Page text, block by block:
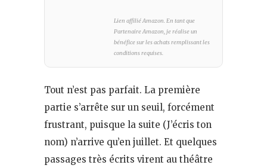
Lien affilié Amazon. En tant que
Partenaire Amazon, je réalise un
bénéfice sur les achats remplissant les
conditions requises.
Tout n’est pas parfait. La première
partie s’arrête sur un seuil, forcément
frustrant, puisque la suite (J’écris ton
nom) n’arrive qu’en juillet. Et quelques
passages très écrits virent au théâtre